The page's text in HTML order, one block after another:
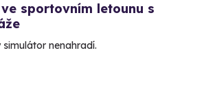
sportovním letounu s
nenahradí.